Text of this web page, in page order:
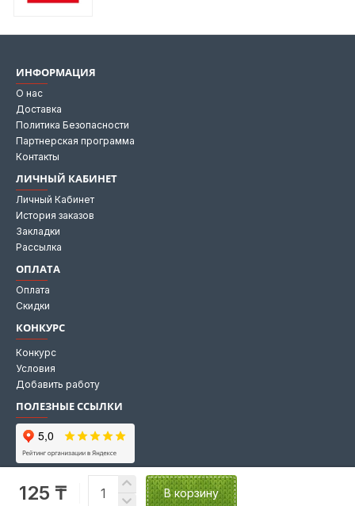
125 ₸ В корзину
ИНФОРМАЦИЯ
О нас
Доставка
Политика Безопасности
Партнерская программа
Контакты
ЛИЧНЫЙ КАБИНЕТ
Личный Кабинет
История заказов
Закладки
Рассылка
ОПЛАТА
Оплата
Скидки
КОНКУРС
Конкурс
Условия
Добавить работу
ПОЛЕЗНЫЕ ССЫЛКИ
Мы на Яндекс картах
Мы в 2GIS